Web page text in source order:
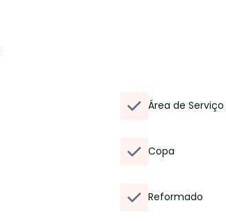
Área de Serviço
Copa
Reformado